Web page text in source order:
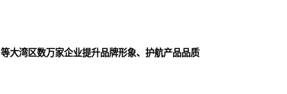
等大湾区数万家企业提升品牌形象、护航产品品质